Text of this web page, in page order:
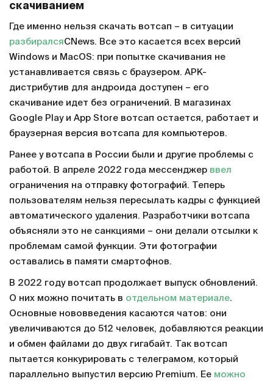
скачиванием
Где именно нельзя скачать вотсап – в ситуации
разбиралсяCNews. Все это касается всех версий
Windows и MacOS: при попытке скачивания не
устанавливается связь с браузером. APK-
дистрибутив для андроида доступен – его
скачивание идет без ограничений. В магазинах
Google Play и App Store вотсап остается, работает и
браузерная версия вотсапа для компьютеров.
Ранее у вотсапа в России были и другие проблемы с
работой. В апреле 2022 года мессенджер ввел
ограничения на отправку фотографий. Теперь
пользователям нельзя пересылать кадры с функцией
автоматического удаления. Разработчики вотсапа
объясняли это не санкциями – они делали отсылки к
проблемам самой функции. Эти фотографии
оставались в памяти смартофнов.
В 2022 году вотсап продолжает выпуск обновлений.
О них можно почитать в отдельном материале.
Основные нововведения касаются чатов: они
увеличиваются до 512 человек, добавляются реакции
и обмен файлами до двух гигабайт. Так вотсап
пытается конкурировать с телеграмом, который
параллельно выпустил версию Premium. Ее можно